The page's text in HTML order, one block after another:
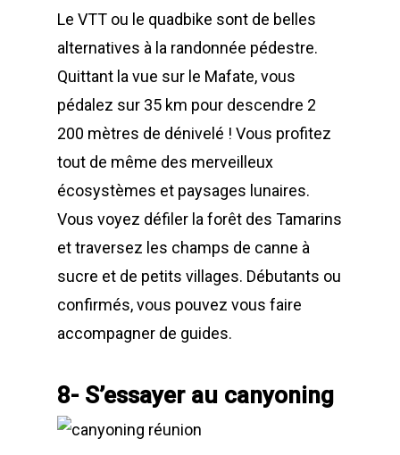
Le VTT ou le quadbike sont de belles
alternatives à la randonnée pédestre.
Quittant la vue sur le Mafate, vous
pédalez sur 35 km pour descendre 2
200 mètres de dénivelé ! Vous profitez
tout de même des merveilleux
écosystèmes et paysages lunaires.
Vous voyez défiler la forêt des Tamarins
et traversez les champs de canne à
sucre et de petits villages. Débutants ou
confirmés, vous pouvez vous faire
accompagner de guides.
8- S’essayer au canyoning
Nos parcours